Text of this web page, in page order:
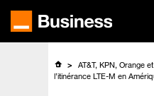
contenu
AT&T, KPN, Orange
l’itinérance LTE-M en